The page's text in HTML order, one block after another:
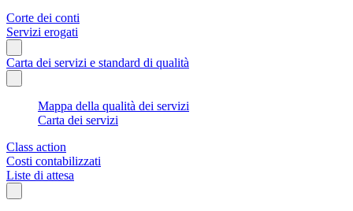
Corte dei conti
Servizi erogati
Carta dei servizi e standard di qualità
Mappa della qualità dei servizi
Carta dei servizi
Class action
Costi contabilizzati
Liste di attesa